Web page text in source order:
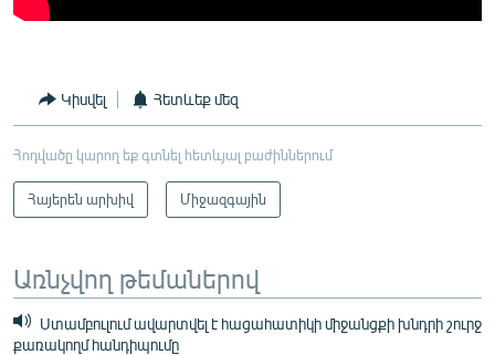
Կիսվել Հետևեք մեզ
Հոդվածը կարող եք գտնել հետևյալ բաժիններում
Հայերեն արխիվ Միջազգային
Առնչվող թեմաներով
Ստամբուլում ավարտվել է հացահատիկի միջանցքի խնդրի շուրջ
քառակողմ հանդիպումը